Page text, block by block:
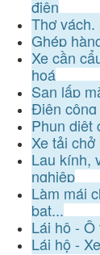
điện
Thợ vách,
Ghép
Xe cần
hoá
San lấp
Điện
Phun diệt
Xe tải chở
Lau kính,
nghiệp
Làm mái
bạt...
Lái hộ - Ô
Lái hộ -